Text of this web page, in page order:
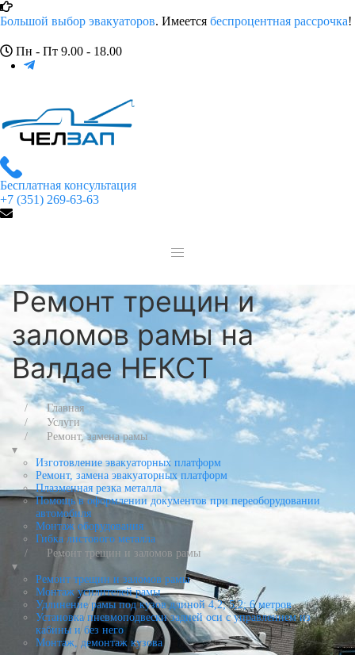
Большой выбор эвакуаторов. Имеется беспроцентная рассрочка!
Пн - Пт 9.00 - 18.00
Бесплатная консультация
+7 (351) 269-63-63
Ремонт трещин и
заломов рамы на
Валдае НЕКСТ
Главная
Услуги
Ремонт, замена рамы
▾
Изготовление эвакуаторных платформ
Ремонт, замена эвакуаторных платформ
Плазменная резка металла
Помощь в оформлении документов при переоборудовании
автомобиля
Монтаж оборудования
Гибка листового металла
Ремонт трещин и заломов рамы
▾
Ремонт трещин и заломов рамы
Монтаж усилителей рамы
Удлинение рамы под кузов длиной 4,2; 5,2; 6 метров
Установка пневмоподвески задней оси с управлением из
кабины и без него
Монтаж, демонтаж кузова